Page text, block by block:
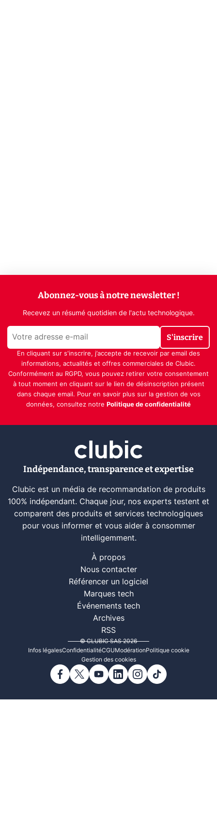
Abonnez-vous à notre newsletter !
Recevez un résumé quotidien de l'actu technologique.
S'inscrire
En cliquant sur s'inscrire, j’accepte de recevoir par email des
informations, actualités et offres commerciales de Clubic.
Conformément au RGPD, vous pouvez retirer votre consentement
à tout moment en cliquant sur le lien de désinscription présent
dans chaque email. Pour en savoir plus sur la gestion de vos
données, consultez notre Politique de confidentialité
Indépendance, transparence et expertise
Clubic est un média de recommandation de produits
100% indépendant. Chaque jour, nos experts testent et
comparent des produits et services technologiques
pour vous informer et vous aider à consommer
intelligemment.
À propos
Nous contacter
Référencer un logiciel
Marques tech
Événements tech
Archives
RSS
© CLUBIC SAS 2026
Infos légalesConfidentialitéCGUModérationPolitique cookie
Gestion des cookies